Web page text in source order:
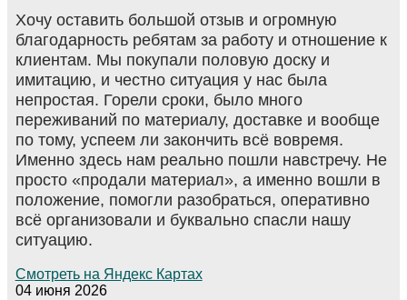
Хочу оставить большой отзыв и огромную
благодарность ребятам за работу и отношение к
клиентам. Мы покупали половую доску и
имитацию, и честно ситуация у нас была
непростая. Горели сроки, было много
переживаний по материалу, доставке и вообще
по тому, успеем ли закончить всё вовремя.
Именно здесь нам реально пошли навстречу. Не
просто «продали материал», а именно вошли в
положение, помогли разобраться, оперативно
всё организовали и буквально спасли нашу
ситуацию.
Смотреть на Яндекс Картах
04 июня 2026